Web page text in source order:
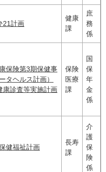
21計画​
健康
課
庶
務
係
保険第3期保健事
タヘルス計画）
康診査等実施計画
保険
医療
課
国
保
年
金
係
健福祉計画
長寿
課
介
護
保
険
係